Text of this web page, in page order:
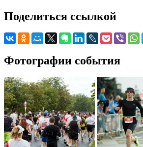
Поделиться ссылкой
Фотографии события